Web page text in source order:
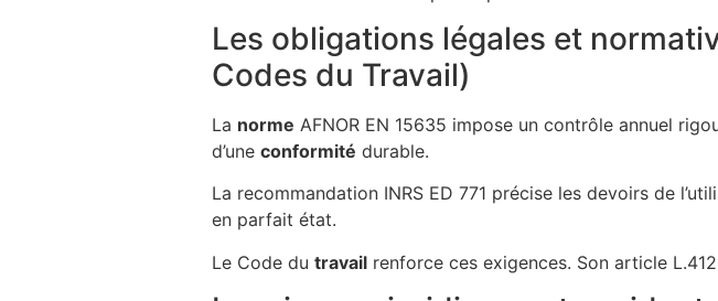
Les obligations légales et
Codes du Travail)
La norme AFNOR EN 15635 impose un contrôle annuel
d’une conformité durable.
La recommandation INRS ED 771 précise les devoirs de
en parfait état.
Le Code du travail renforce ces exigences. Son article